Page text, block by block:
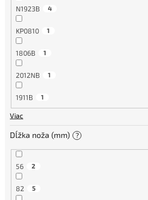
N1923B 4
KP0810 1
1806B 1
2012NB 1
1911B 1
Viac
Dĺžka noža (mm) ?
56 2
82 5